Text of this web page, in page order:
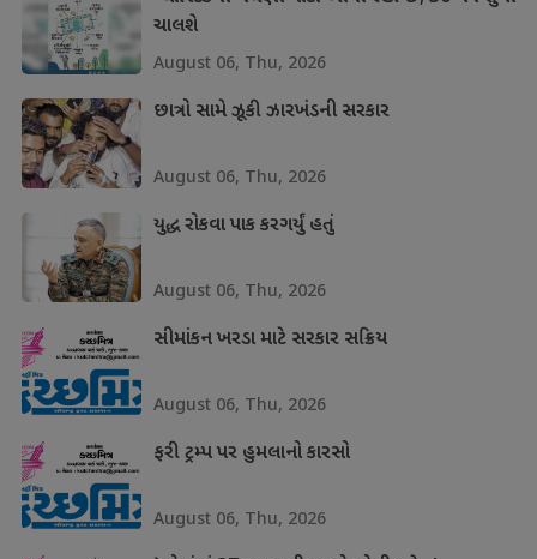
ચાલશે
August 06, Thu, 2026
છાત્રો સામે ઝૂકી ઝારખંડની સરકાર
August 06, Thu, 2026
યુદ્ધ રોકવા પાક કરગર્યું હતું
August 06, Thu, 2026
સીમાંકન ખરડા માટે સરકાર સક્રિય
August 06, Thu, 2026
ફરી ટ્રમ્પ પર હુમલાનો કારસો
August 06, Thu, 2026